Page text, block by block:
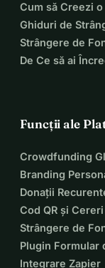
Cum să Creezi
Ghiduri de
Strângere de
De Ce să ai
Funcții ale
Crowdfunding
Branding
Donații
Cod QR și
Strângere de
Plugin Formular
Integrare Zapier